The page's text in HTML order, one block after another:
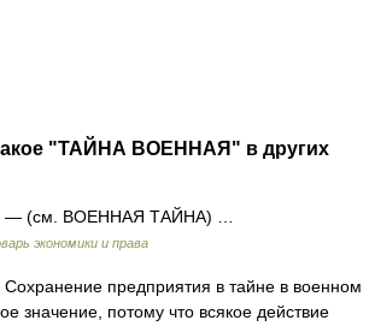
"ТАЙНА ВОЕННАЯ" в других
— (см. ВОЕННАЯ ТАЙНА) …
экономики и права
предприятия в тайне в военном
значение, потому что всякое действие